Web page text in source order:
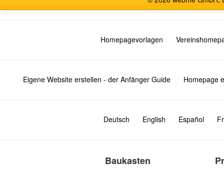
Homepagevorlagen
Eigene Website erstellen - der Anfänger Guide Homepage
Deutsch English Español
Baukasten